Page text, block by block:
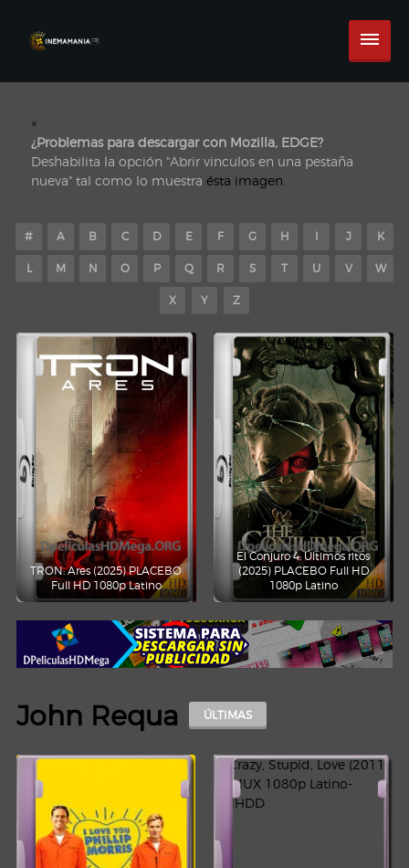
×
¿Problemas para descargar con Mozilla, EDGE?
Deshabilita la opción "Abrir vinculos en una pestaña
nueva" tal como lo muestra ésta imagen.
# A B C D E F G H I J K
L M N O P Q R S T U V W
X Y Z
TRON: Ares (2025) PLACEBO
Full HD 1080p Latino
El Conjuro 4: Últimos ritos
(2025) PLACEBO Full HD
1080p Latino
John Requa ÚLTIMAS